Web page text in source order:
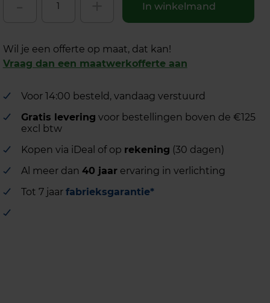
In winkelmand
Wil je een offerte op maat, dat kan!
Vraag dan een maatwerkofferte aan
Voor 14:00 besteld, vandaag verstuurd
Gratis levering voor bestellingen boven de €125
excl btw
Kopen via iDeal of op rekening (30 dagen)
Al meer dan 40 jaarervaring in verlichting
Tot 7 jaar fabrieksgarantie*